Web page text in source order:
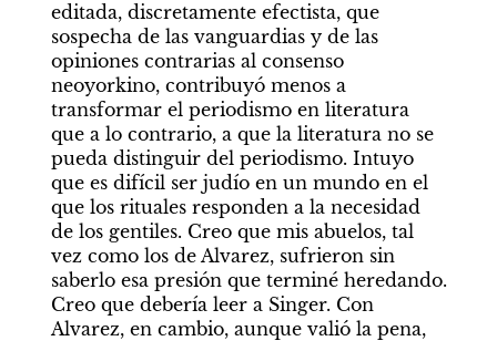
editada, discretamente efectista, que
sospecha de las vanguardias y de las
opiniones contrarias al consenso
neoyorkino, contribuyó menos a
transformar el periodismo en literatura
que a lo contrario, a que la literatura no se
pueda distinguir del periodismo. Intuyo
que es difícil ser judío en un mundo en el
que los rituales responden a la necesidad
de los gentiles. Creo que mis abuelos, tal
vez como los de Alvarez, sufrieron sin
saberlo esa presión que terminé heredando.
Creo que debería leer a Singer. Con
Alvarez, en cambio, aunque valió la pena,